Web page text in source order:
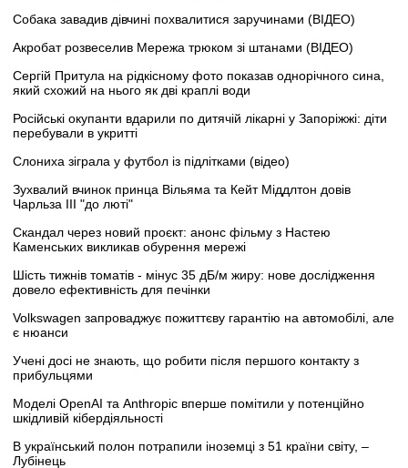
Собака завадив дівчині похвалитися заручинами (ВІДЕО)
Акробат розвеселив Мережа трюком зі штанами (ВІДЕО)
Сергій Притула на рідкісному фото показав однорічного сина,
який схожий на нього як дві краплі води
Російські окупанти вдарили по дитячій лікарні у Запоріжжі: діти
перебували в укритті
Слониха зіграла у футбол із підлітками (відео)
Зухвалий вчинок принца Вільяма та Кейт Міддлтон довів
Чарльза III "до люті"
Скандал через новий проєкт: анонс фільму з Настею
Каменських викликав обурення мережі
Шість тижнів томатів - мінус 35 дБ/м жиру: нове дослідження
довело ефективність для печінки
Volkswagen запроваджує пожиттєву гарантію на автомобілі, але
є нюанси
Учені досі не знають, що робити після першого контакту з
прибульцями
Моделі OpenAI та Anthropic вперше помітили у потенційно
шкідливій кібердіяльності
В український полон потрапили іноземці з 51 країни світу, –
Лубінець